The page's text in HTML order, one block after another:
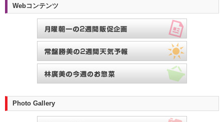
Webコンテンツ
Photo Gallery